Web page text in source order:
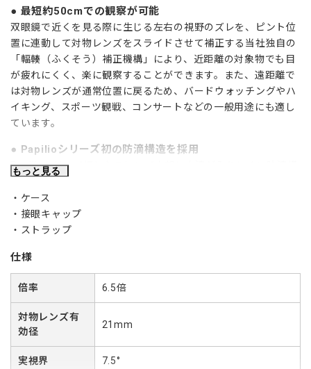
最短約50cmでの観察が可能
双眼鏡で近くを見る際に生じる左右の視野のズレを、ピント位
置に連動して対物レンズをスライドさせて補正する当社独自の
「輻輳（ふくそう）補正機構」により、近距離の対象物でも目
が疲れにくく、楽に観察することができます。また、遠距離で
は対物レンズが通常位置に戻るため、バードウォッチングやハ
イキング、スポーツ観戦、コンサートなどの一般用途にも適し
ています。
Papilioシリーズ初の防滴構造を採用
Papilioシリーズ初となるレンズ内部に水滴が入りにくい防滴構
を向上しています。また、 接眼部と前面平板ガラス面には汚れ
が付着しにくい防汚コートを採用しています。
すべてのレンズに不要な光の反射を防止するマルチコーティン
グを施したフルマルチコーティングにより、良好な像性能を実
現しています。また、非球面レンズと高屈折率ガラスプリズム
（BaK4）の採用で、視野の隅々まで歪みの少ない、クリアな像
を確保しています。
見え味をさらに高める高性能“HDコーティング”を採用
最新の高性能マルチコーティング“HDコーティング”
もっと見る
ケース
接眼キャップ
ストラップ
仕様
倍率 6.5倍
対物レンズ有
効径
21mm
実視界 7.5°